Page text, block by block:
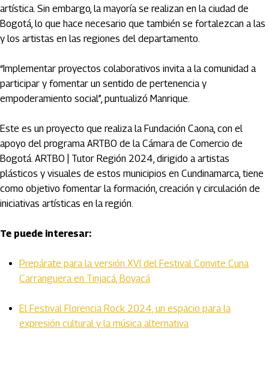
artística. Sin embargo, la mayoría se realizan en la ciudad de
Bogotá, lo que hace necesario que también se fortalezcan a las
y los artistas en las regiones del departamento.
“Implementar proyectos colaborativos invita a la comunidad a
participar y fomentar un sentido de pertenencia y
empoderamiento social”, puntualizó Manrique.
Este es un proyecto que realiza la Fundación Caona, con el
apoyo del programa ARTBO de la Cámara de Comercio de
Bogotá. ARTBO | Tutor Región 2024, dirigido a artistas
plásticos y visuales de estos municipios en Cundinamarca, tiene
como objetivo fomentar la formación, creación y circulación de
iniciativas artísticas en la región.
Te puede interesar:
Prepárate para la versión XVI del Festival Convite Cuna
Carranguera en Tinjacá, Boyacá
El Festival Florencia Rock 2024, un espacio para la
expresión cultural y la música alternativa